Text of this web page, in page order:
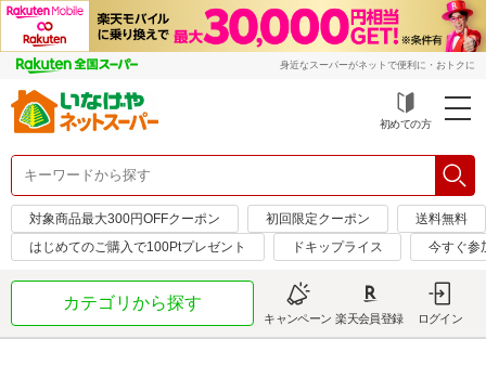
身近なスーパーがネットで便利に・おトクに
初めての方
対象商品最大300円OFFクーポン 初回限定クーポン
送料無料
はじめてのご購入で100Ptプレゼント
ドキップライス 今すぐ参
カテゴリから探す
キャンペーン 楽天会員登録 ログイン